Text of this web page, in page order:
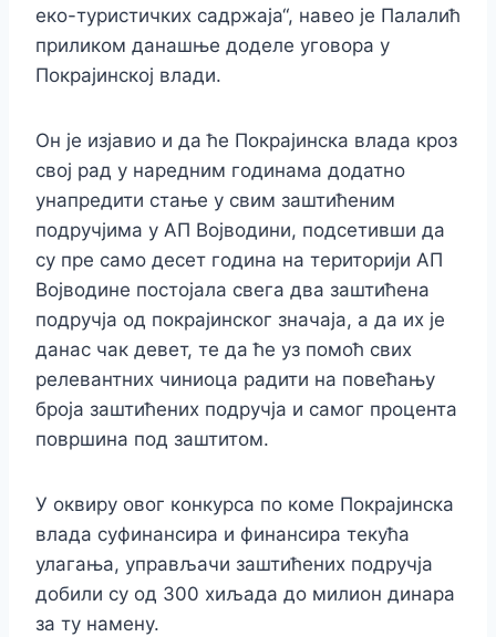
еко-туристичких садржаја“, навео је Палалић
приликом данашње доделе уговора у
Покрајинској влади.
Он је изјавио и да ће Покрајинска влада кроз
свој рад у наредним годинама додатно
унапредити стање у свим заштићеним
подручјима у АП Војводини, подсетивши да
су пре само десет година на територији АП
Војводине постојала свега два заштићена
подручја од покрајинског значаја, а да их је
данас чак девет, те да ће уз помоћ свих
релевантних чиниоца радити на повећању
броја заштићених подручја и самог процента
површина под заштитом.
У оквиру овог конкурса по коме Покрајинска
влада суфинансира и финансира текућа
улагања, управљачи заштићених подручја
добили су од 300 хиљада до милион динара
за ту намену.